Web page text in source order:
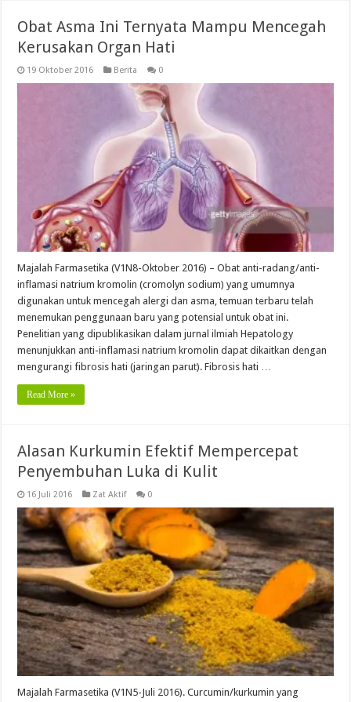
Obat Asma Ini Ternyata Mampu Mencegah
Kerusakan Organ Hati
19 Oktober 2016 Berita 0
Majalah Farmasetika (V1N8-Oktober 2016) – Obat anti-radang/anti-
inflamasi natrium kromolin (cromolyn sodium) yang umumnya
digunakan untuk mencegah alergi dan asma, temuan terbaru telah
menemukan penggunaan baru yang potensial untuk obat ini.
Penelitian yang dipublikasikan dalam jurnal ilmiah Hepatology
menunjukkan anti-inflamasi natrium kromolin dapat dikaitkan dengan
mengurangi fibrosis hati (jaringan parut). Fibrosis hati …
Read More »
Alasan Kurkumin Efektif Mempercepat
Penyembuhan Luka di Kulit
16 Juli 2016 Zat Aktif 0
Majalah Farmasetika (V1N5-Juli 2016). Curcumin/kurkumin yang